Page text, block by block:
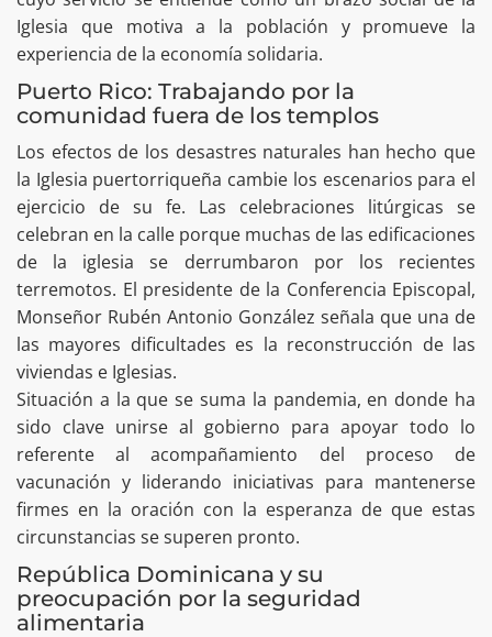
Iglesia que motiva a la población y promueve la
experiencia de la economía solidaria.
Puerto Rico: Trabajando por la
comunidad fuera de los templos
Los efectos de los desastres naturales han hecho que
la Iglesia puertorriqueña cambie los escenarios para el
ejercicio de su fe. Las celebraciones litúrgicas se
celebran en la calle porque muchas de las edificaciones
de la iglesia se derrumbaron por los recientes
terremotos. El presidente de la Conferencia Episcopal,
Monseñor Rubén Antonio González señala que una de
las mayores dificultades es la reconstrucción de las
viviendas e Iglesias.
Situación a la que se suma la pandemia, en donde ha
sido clave unirse al gobierno para apoyar todo lo
referente al acompañamiento del proceso de
vacunación y liderando iniciativas para mantenerse
firmes en la oración con la esperanza de que estas
circunstancias se superen pronto.
República Dominicana y su
preocupación por la seguridad
alimentaria